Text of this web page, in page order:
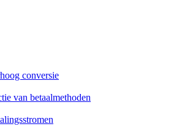
conversie
van betaalmethoden